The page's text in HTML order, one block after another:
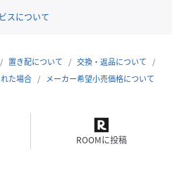
ットです。動きやすさとスタイリ
し、快適な着心地を実現していま
ス）を採用し、麻のようなナチュ
スについて
置き配について
交換・返品について
た場合
メーカー希望小売価格について
ROOMに投稿